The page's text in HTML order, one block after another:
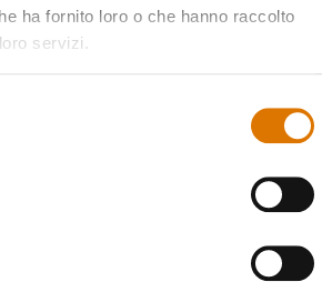
ha fornito loro o che hanno raccolto
servizi.
sarà addebitata un costo di spedizione pari a
verranno consegnati in 6-9 giorni lavorativi dalla
lo spedizioniere (normalmente entro 3 giorni dalla
vengono effettuate nei giorni feriali.( maggiori